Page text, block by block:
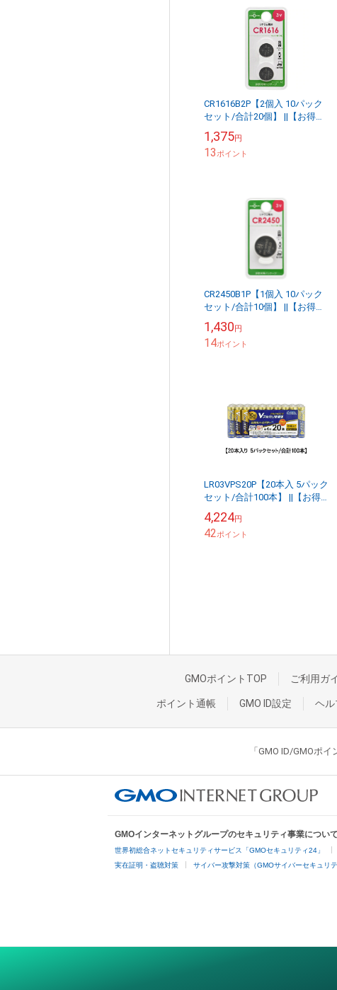
CR1616B2P【2個入 10パック
セット/合計20個】 ||【お得な
り 10パックセット/合...
1,375円
13ポイント
CR2450B1P【1個入 10パック
セット/合計10個】 ||【お得な
り 10パックセット/合...
1,430円
14ポイント
LR03VPS20P【20本入 5パック
セット/合計100本】 ||【お得
池 オーム電機 Vシリーズ ...
4,224円
42ポイント
GMOポイントTOP ご利用ガ
ポイント通帳 GMO ID設定 ヘル
「GMO ID/GMOポ
GMOインターネットグループのセキュリティ事業について
世界初総合ネットセキュリティサービス「GMOセキュリティ24」
実在証明・盗聴対策 サイバー攻撃対策（GMOサイバーセキュリ